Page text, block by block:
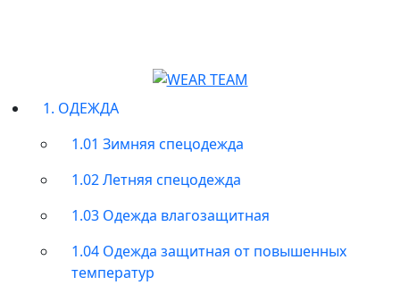
1. ОДЕЖДА
1.01 Зимняя спецодежда
1.02 Летняя спецодежда
1.03 Одежда влагозащитная
1.04 Одежда защитная от повышенных
температур